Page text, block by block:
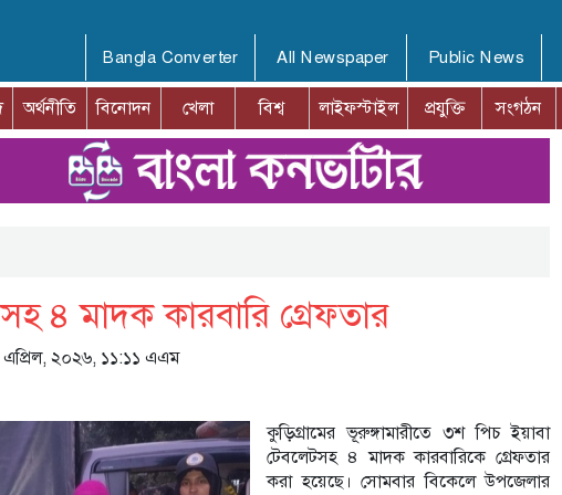
Bangla Converter All Newspaper Public News
অর্থনীতি বিনোদন খেলা বিশ্ব লাইফস্টাইল প্রযুক্তি সংগঠন
৪ মাদক কারবারি গ্রেফতার
এপ্রিল, ২০২৬, ১১:১১ এএম
কুড়িগ্রামের ভূরুঙ্গামারীতে ৩শ পিচ ইয়াবা
টেবলেটসহ ৪ মাদক কারবারিকে গ্রেফতার
করা হয়েছে। সোমবার বিকেলে উপজেলার